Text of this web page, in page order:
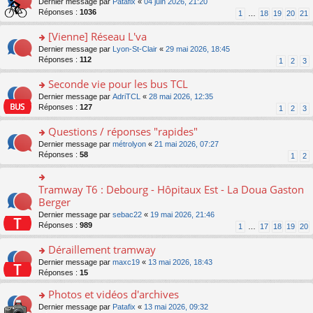
nt
s
ré
e
nt
n
lu
le
pl
u
s
ré
e
nt
e
n
o
n
lu
le
pl
u
s
ré
c
nt
e
s
s
a
g
e
n
lu
le
pl
u
s
ré
nt
n
s
ult
er
le
m
e
s
s
a
g
n
o
n
lu
le
u
s
ré
nt
Réponses : 1036 1 18 19 20 21
o
n
s
ult
er
le
m
e
s
s
a
g
e
n
o
n
lu
le
pl
u
s
ré
c
nt
[Vienne] Réseau L'va
Dernier message par Lyon-St-Clair « 29 mai 2026, 18:45
Réponses : 112 1 2 3
o
n
s
ult
er
le
m
e
s
a
g
e
n
lu
le
pl
u
s
Seconde vie pour les bus TCL
Dernier message par AdriTCL « 28 mai 2026, 12:35
Réponses : 127 1 2 3
o
n
s
ult
er
le
m
e
s
s
a
g
e
n
o
n
Questions / réponses "rapides"
Dernier message par métrolyon « 21 mai 2026, 07:27
Réponses : 58 1 2
o
n
ult
er
le
m
e
s
s
a
g
Tramway T6 : Debourg - Hôpitaux Est - La Doua Gaston
Berger
Dernier message par sebac22 « 19 mai 2026, 21:46
Réponses : 989 1 17 18 19 20
o
n
s
ult
er
Déraillement tramway
Dernier message par maxc19 « 13 mai 2026, 18:43
Réponses : 15
o
Photos et vidéos d'archives
Dernier message par Patafix « 13 mai 2026, 09:32